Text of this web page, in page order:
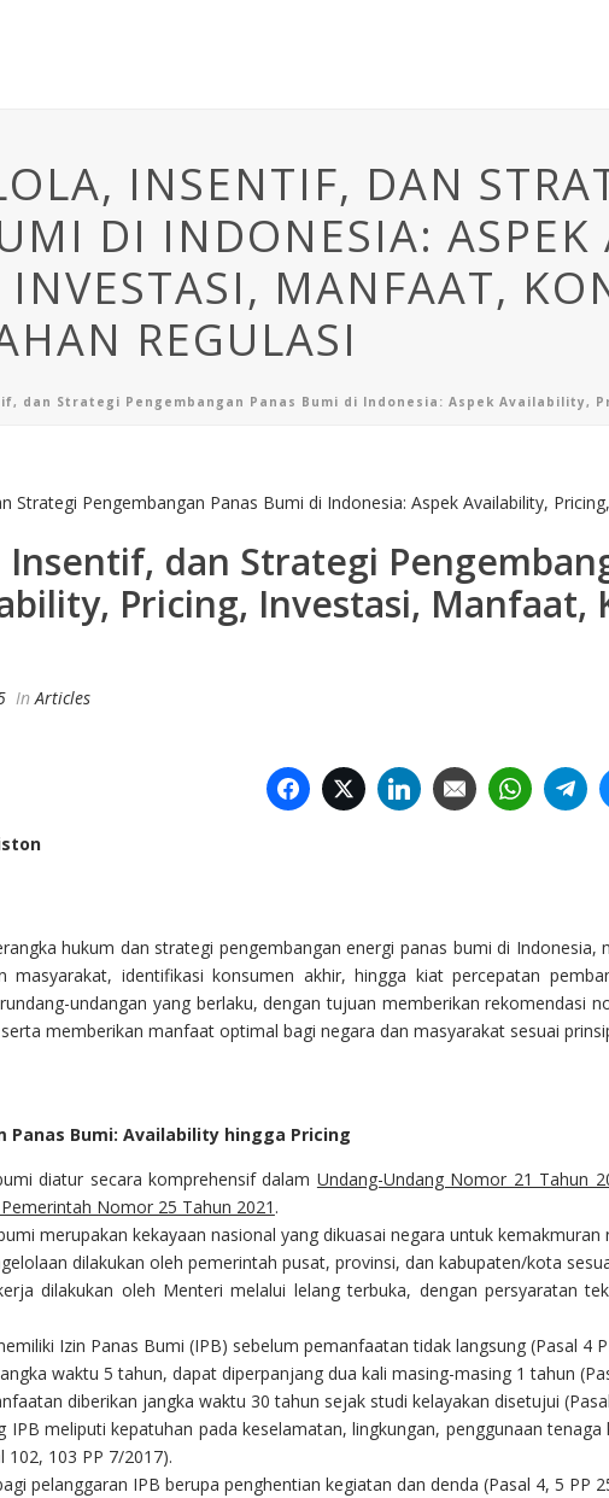
INSENTIF, DAN
DI INDONESIA: ASPEK
INVESTASI, MANFAAT,
REGULASI
dan Strategi Pengembangan Panas Bumi di Indonesia: Aspek Availability,
Insentif, dan Strategi
Pricing, Investasi, Manfaat,
In Articles
FacebookTwitter LinkedInEmail
hukum dan strategi pengembangan energi panas bumi di
identifikasi konsumen akhir, hingga kiat percepatan
undangan yang berlaku, dengan tujuan memberikan rekomendasi
memberikan manfaat optimal bagi negara dan masyarakat sesuai
Panas Bumi: Availability hingga Pricing
diatur secara komprehensif dalam Undang-Undang Nomor 21 Tahun
Nomor 25 Tahun 2021 .
merupakan kekayaan nasional yang dikuasai negara untuk kemakmuran
dilakukan oleh pemerintah pusat, provinsi, dan kabupaten/kota
dilakukan oleh Menteri melalui lelang terbuka, dengan persyaratan
Izin Panas Bumi (IPB) sebelum pemanfaatan tidak langsung (Pasal 4
waktu 5 tahun, dapat diperpanjang dua kali masing-masing 1 tahun
diberikan jangka waktu 30 tahun sejak studi kelayakan disetujui
IPB meliputi kepatuhan pada keselamatan, lingkungan, penggunaan
102, 103 PP 7/2017).
pelanggaran IPB berupa penghentian kegiatan dan denda (Pasal 4, 5 PP